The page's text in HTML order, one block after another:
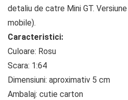
detaliu de catre Mini GT.
mobile).
Caracteristici:
Culoare: Rosu
Scara: 1:64
Dimensiuni: aproximativ 5 cm
Ambalaj: cutie carton